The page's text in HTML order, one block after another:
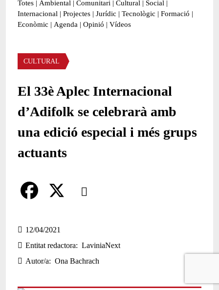
Totes | Ambiental | Comunitari | Cultural | Social |
Internacional | Projectes | Jurídic | Tecnològic | Formació |
Econòmic | Agenda | Opinió | Vídeos
Àmbit de la notícia
CULTURAL
El 33è Aplec Internacional
d’Adifolk se celebrarà amb
una edició especial i més grups
actuants
Comparteix
a
c
e
12/04/2021
Entitat redactora
LaviniaNext
Autor/a
Ona Bachrach